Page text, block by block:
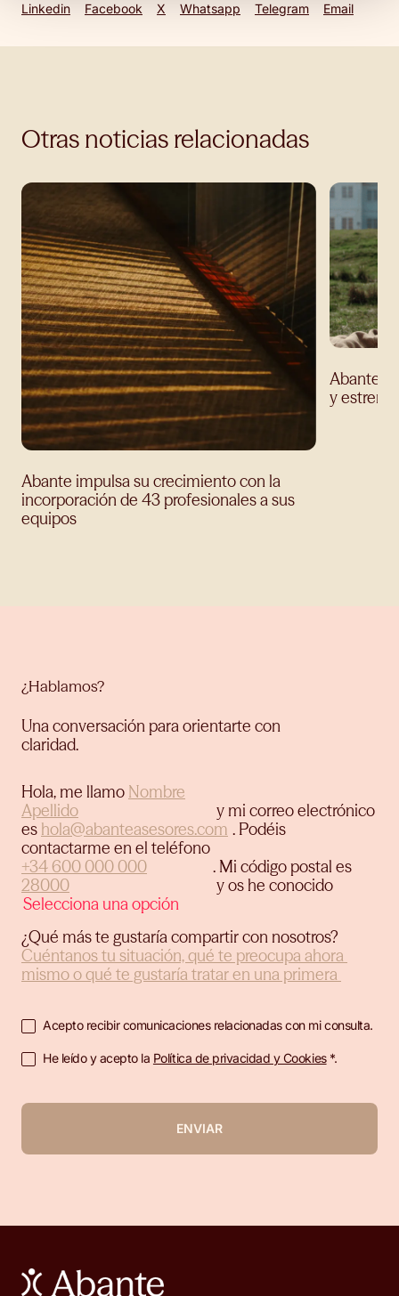
Linkedin Facebook X Whatsapp Telegram Email
Otras noticias relacionadas
Abante impulsa su crecimiento con la
incorporación de 43 profesionales a sus
equipos
Abante
y estrena
¿Hablamos?
Una conversación para orientarte con
claridad.
Hola, me llamo
y mi correo electrónico
es
. Podéis
contactarme en el teléfono
. Mi código postal es
y os he conocido
¿Qué más te gustaría compartir con nosotros?
Acepto recibir comunicaciones relacionadas con mi consulta.
He leído y acepto la Política de privacidad y Cookies*.
ENVIAR